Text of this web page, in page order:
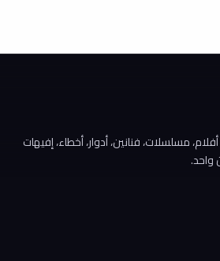
مسلسلات، فنانين، أدوار، أخطاء، إفيهات